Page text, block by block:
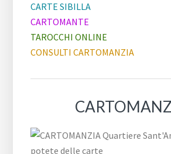
CARTE SIBILLA
CARTOMANTE
TAROCCHI ONLINE
CONSULTI CARTOMANZIA